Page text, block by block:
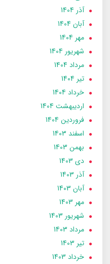
آذر 1404
آبان 1404
مهر 1404
شهریور 1404
مرداد 1404
تير 1404
خرداد 1404
ارديبهشت 1404
فروردین 1404
اسفند 1403
بهمن 1403
دی 1403
آذر 1403
آبان 1403
مهر 1403
شهریور 1403
مرداد 1403
تير 1403
خرداد 1403